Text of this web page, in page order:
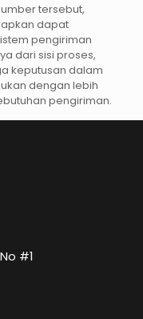
tersebut,
dapat
pengiriman
dari sisi proses,
keputusan dalam
dengan lebih
pengiriman.
#1